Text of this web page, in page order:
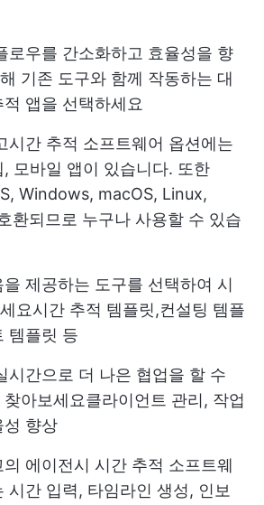
로우를 간소화하고 효율성을 향
기존 도구와 함께 작동하는 대
앱을 선택하세요
시간 추적 소프트웨어 옵션에는
, 모바일 앱이 있습니다. 또한
Windows, macOS, Linux,
환되므로 누구나 사용할 수 있습
을 제공하는 도구를 선택하여 시
요시간 추적 템플릿,컨설팅 템플
템플릿 등
시간으로 더 나은 협업을 할 수
아보세요클라이언트 관리 , 작업
성 향상
의 에이전시 시간 추적 소프트웨
시간 입력, 타임라인 생성, 인보